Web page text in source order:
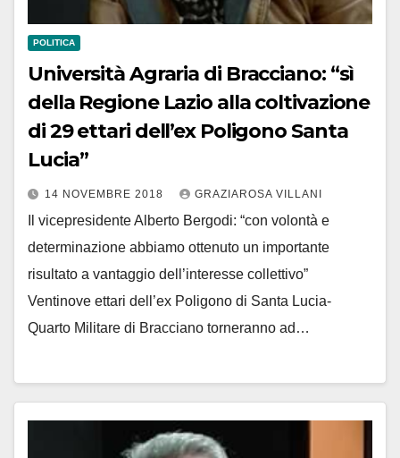
POLITICA
Università Agraria di Bracciano: “sì
della Regione Lazio alla coltivazione
di 29 ettari dell’ex Poligono Santa
Lucia”
14 NOVEMBRE 2018 GRAZIAROSA VILLANI
Il vicepresidente Alberto Bergodi: “con volontà e
determinazione abbiamo ottenuto un importante
risultato a vantaggio dell’interesse collettivo”
Ventinove ettari dell’ex Poligono di Santa Lucia-
Quarto Militare di Bracciano torneranno ad…